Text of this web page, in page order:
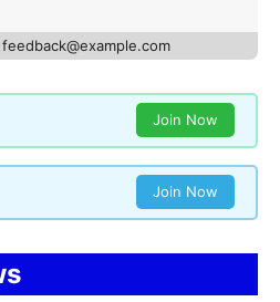
Join Now
Join Now